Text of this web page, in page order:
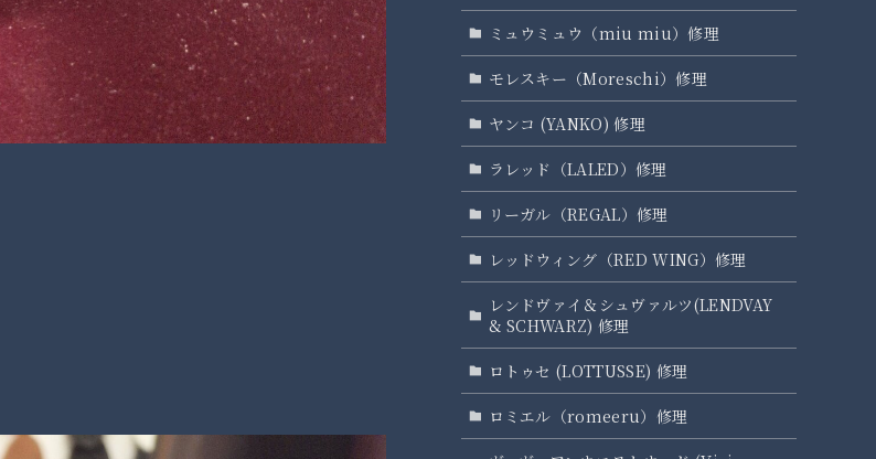
ミュウミュウ（miu miu）修理
モレスキー（Moreschi）修理
ヤンコ (YANKO) 修理
ラレッド（LALED）修理
リーガル（REGAL）修理
レッドウィング（RED WING）修理
レンドヴァイ＆シュヴァルツ(LENDVAY
& SCHWARZ) 修理
ロトゥセ (LOTTUSSE) 修理
ロミエル（romeeru）修理